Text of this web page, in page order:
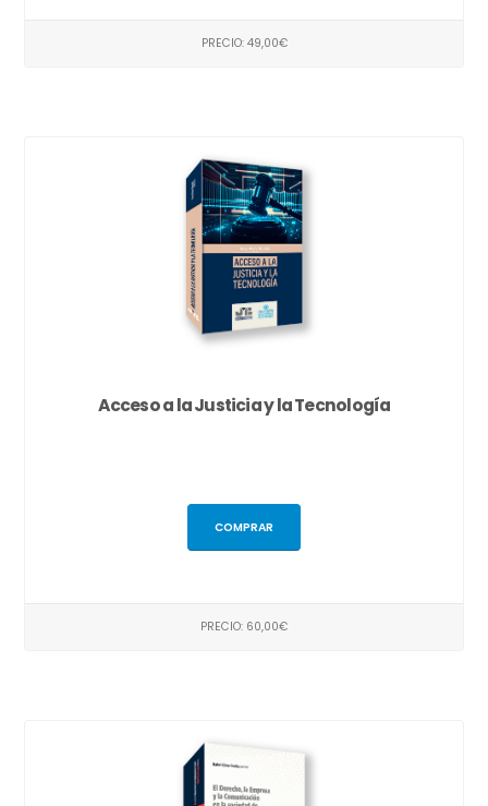
PRECIO: 49,00€
Acceso a la Justicia y la Tecnología
COMPRAR
PRECIO: 60,00€